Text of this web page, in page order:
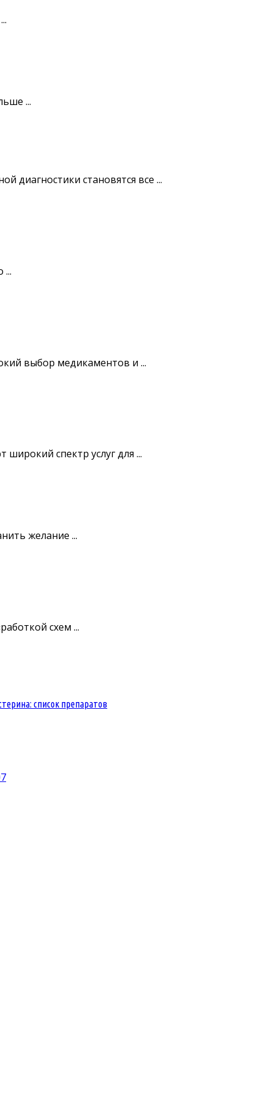
...
диагностики становятся все ...
...
выбор медикаментов и ...
спектр услуг для ...
желание ...
схем ...
список препаратов